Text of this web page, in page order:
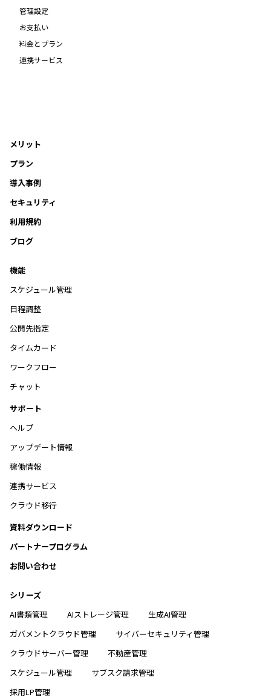
管理設定
お支払い
料金とプラン
連携サービス
メリット
プラン
導入事例
セキュリティ
利用規約
ブログ
機能
スケジュール管理
日程調整
公開先指定
タイムカード
ワークフロー
チャット
サポート
ヘルプ
アップデート情報
稼働情報
連携サービス
クラウド移行
資料ダウンロード
パートナープログラム
お問い合わせ
シリーズ
AI書類管理
AIストレージ管理
生成AI管理
ガバメントクラウド管理
サイバーセキュリティ管理
クラウドサーバー管理
不動産管理
スケジュール管理
サブスク請求管理
採用LP管理